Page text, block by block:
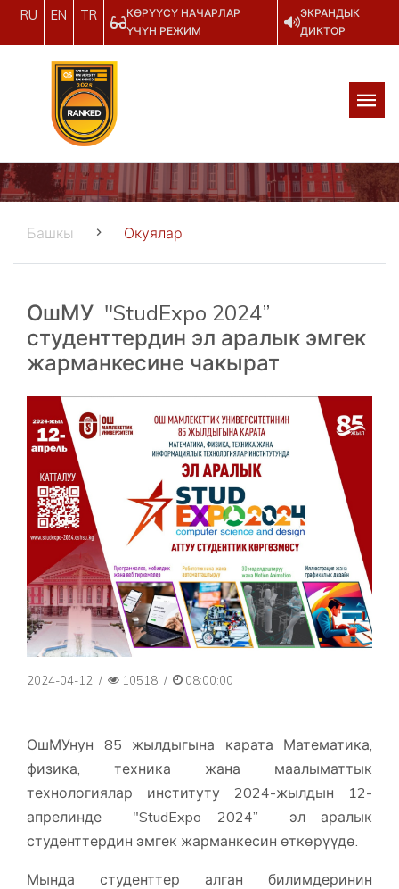
RU EN TR
КӨРҮҮСҮ НАЧАРЛАР
ҮЧҮН РЕЖИМ
ЭКРАНДЫК
ДИКТОР
Башкы Окуялар
ОшМУ "StudExpo 2024”
студенттердин эл аралык эмгек
жарманкесине чакырат
2024-04-12 / 10518 / 08:00:00
ОшМУнун 85 жылдыгына карата Математика,
физика, техника жана маалыматтык
технологиялар институту 2024-жылдын 12-
апрелинде "StudExpo 2024” эл аралык
студенттердин эмгек жарманкесин өткөрүүдө.
Мында студенттер алган билимдеринин